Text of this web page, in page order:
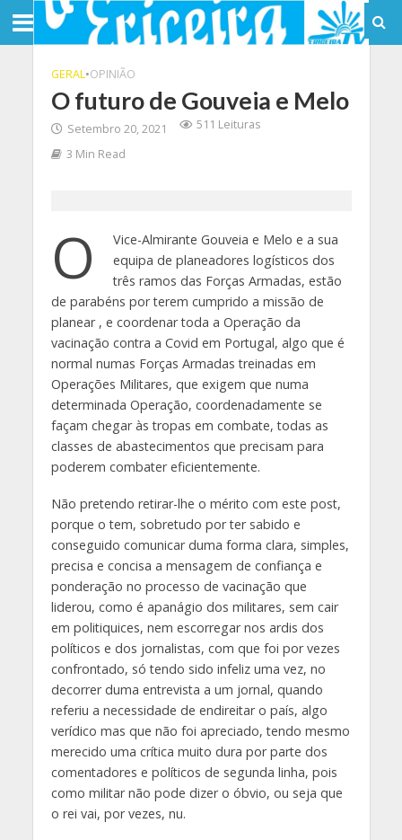
GERAL•OPINIÃO
O futuro de Gouveia e Melo
Setembro 20, 2021
511 Leituras
3 Min Read
O
Vice-Almirante Gouveia e Melo e a sua
equipa de planeadores logísticos dos
três ramos das Forças Armadas, estão
de parabéns por terem cumprido a missão de
planear , e coordenar toda a Operação da
vacinação contra a Covid em Portugal, algo que é
normal numas Forças Armadas treinadas em
Operações Militares, que exigem que numa
determinada Operação, coordenadamente se
façam chegar às tropas em combate, todas as
classes de abastecimentos que precisam para
poderem combater eficientemente.
Não pretendo retirar-lhe o mérito com este post,
porque o tem, sobretudo por ter sabido e
conseguido comunicar duma forma clara, simples,
precisa e concisa a mensagem de confiança e
ponderação no processo de vacinação que
liderou, como é apanágio dos militares, sem cair
em politiquices, nem escorregar nos ardis dos
políticos e dos jornalistas, com que foi por vezes
confrontado, só tendo sido infeliz uma vez, no
decorrer duma entrevista a um jornal, quando
referiu a necessidade de endireitar o país, algo
verídico mas que não foi apreciado, tendo mesmo
merecido uma crítica muito dura por parte dos
comentadores e políticos de segunda linha, pois
como militar não pode dizer o óbvio, ou seja que
o rei vai, por vezes, nu.